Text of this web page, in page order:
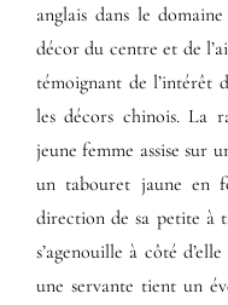
anglais dans le
décor du centre et de
témoignant de l’intérêt
les décors chinois. La
jeune femme assise sur
un tabouret jaune en
direction de sa petite à
s’agenouille à côté
une servante tient un